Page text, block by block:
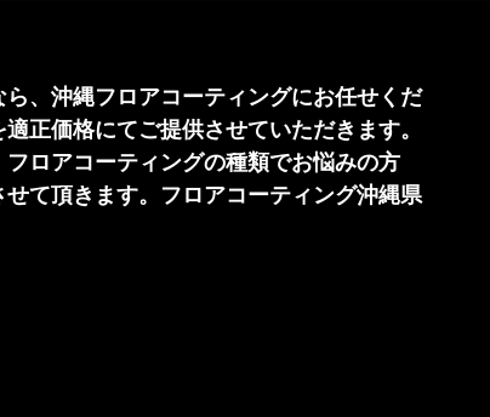
、沖縄フロアコーティングにお任せくだ
正価格にてご提供させていただきます。
ロアコーティングの種類でお悩みの方
て頂きます。フロアコーティング沖縄県